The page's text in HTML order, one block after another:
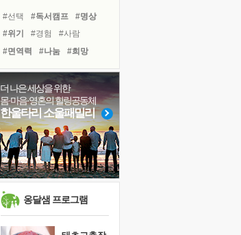
졸업식 사진을 보며
아픈 아버지를 위한 공간 설계
극심한 변비, 어깨결림, 수면 장애
보고 싶은 어머니
유년 시절의 부산 영도 바다
못된 꼰대들
거울 속의 나
희망이란
'모른다'는 것
#선택 #독서캠프
#명상
#위기
#경험
#사람
#면역력
#나눔
#희망
#비전캠프
#극복
#계획
#바이러스
#독서
#건강
#다짐
#친구
#링컨학교
#삶
#도움
#아이들
#리더
더 나은 세상을 위한
몸·마음·영혼의 힐링공동체
한울타리 소울패밀리
옹달샘 프로그램